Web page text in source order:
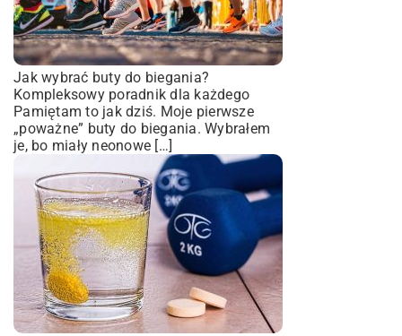
Jak wybrać buty do biegania?
Kompleksowy poradnik dla każdego
Pamiętam to jak dziś. Moje pierwsze
„poważne” buty do biegania. Wybrałem
je, bo miały neonowe […]